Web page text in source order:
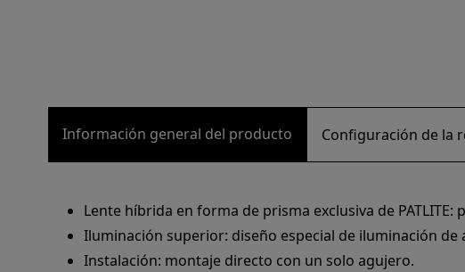
Información general del producto Configuración de la
Lente híbrida en forma de prisma exclusiva de
Iluminación superior: diseño especial de iluminación de
Instalación: montaje directo con un solo agujero.